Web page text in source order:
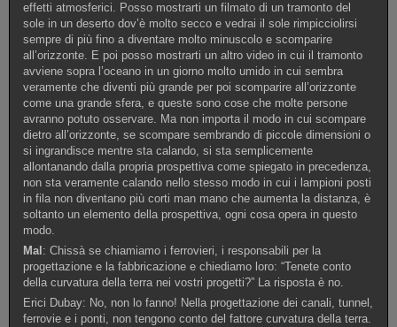
effetti atmosferici. Posso mostrarti un filmato di un tramonto del
sole in un deserto dov’è molto secco e vedrai il sole rimpicciolirsi
sempre di più fino a diventare molto minuscolo e scomparire
all’orizzonte. E poi posso mostrarti un altro video in cui il tramonto
avviene sopra l’oceano in un giorno molto umido in cui sembra
veramente che diventi più grande per poi scomparire all’orizzonte
come una grande sfera, e queste sono cose che molte persone
avranno potuto osservare. Ma non importa il modo in cui scompare
dietro all’orizzonte, se scompare sembrando di piccole dimensioni o
si ingrandisce mentre sta calando, si sta semplicemente
allontanando dalla propria prospettiva come spiegato in precedenza,
non sta veramente calando nello stesso modo in cui i lampioni posti
in fila non diventano più corti man mano che aumenta la distanza, è
soltanto un elemento della prospettiva, ogni cosa opera in questo
modo.
Mal : Chissà se chiamiamo i ferrovieri, i responsabili per la
progettazione e la fabbricazione e chiediamo loro: “Tenete conto
della curvatura della terra nei vostri progetti?” La risposta è no.
Erici Dubay: No, non lo fanno! Nella progettazione dei canali, tunnel,
ferrovie e i ponti, non tengono conto del fattore curvatura della terra.